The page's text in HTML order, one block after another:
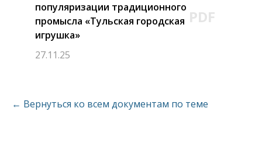
популяризации традиционного
промысла «Тульская городская
игрушка»
27.11.25
PDF
← Вернуться ко всем документам по теме